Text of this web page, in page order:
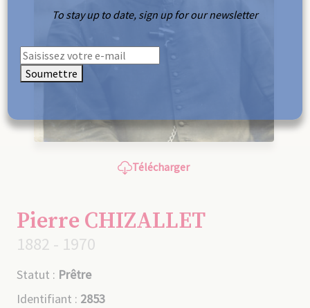
Télécharger
Pierre CHIZALLET
1882 - 1970
Statut : Prêtre
Identifiant : 2853
To stay up to date, sign up for our newsletter
Soumettre